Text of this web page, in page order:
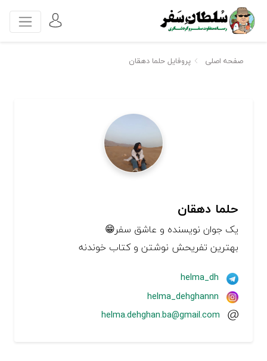
صفحه اصلی پروفایل حلما دهقان
حلما دهقان
یک جوان نویسنده و عاشق سفر😁
بهترین تفریحش نوشتن و کتاب خوندنه⁦
helma_dh
helma_dehghannn
helma.dehghan.ba@gmail.com